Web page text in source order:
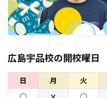
広島宇品校の開校曜日
日 月 火